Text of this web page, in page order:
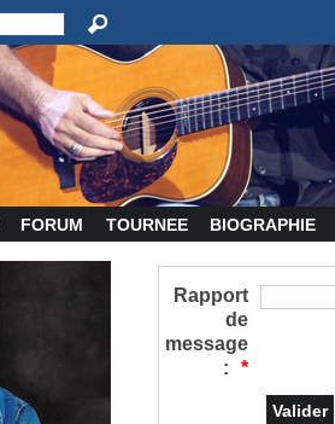
FORUM TOURNEE BIOGRAPHIE
Rapport
de
message
:
*